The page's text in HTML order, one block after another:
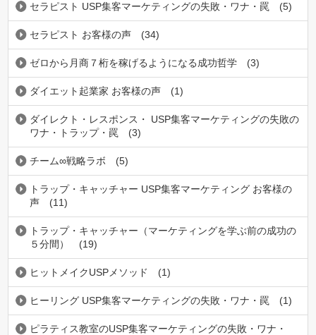
セラピスト USP集客マーケティングの失敗・ワナ・罠 (5)
セラピスト お客様の声 (34)
ゼロから月商７桁を稼げるようになる成功哲学 (3)
ダイエット起業家 お客様の声 (1)
ダイレクト・レスポンス・ USP集客マーケティングの失敗の
ワナ・トラップ・罠
(3)
チーム∞戦略ラボ (5)
トラップ・キャッチャー USP集客マーケティング お客様の
声
(11)
トラップ・キャッチャー（マーケティングを学ぶ前の成功の
５分間）
(19)
ヒットメイクUSPメソッド (1)
ヒーリング USP集客マーケティングの失敗・ワナ・罠 (1)
ピラティス教室のUSP集客マーケティングの失敗・ワナ・